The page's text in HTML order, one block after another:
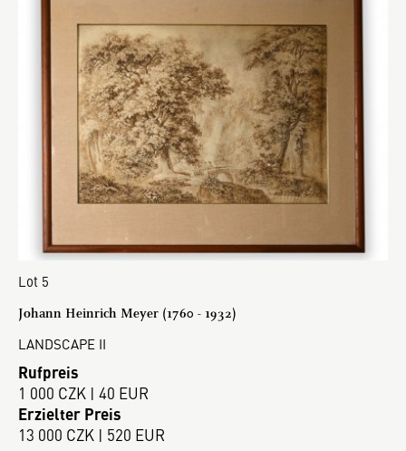
Lot 5
Johann Heinrich Meyer (1760 - 1932)
LANDSCAPE II
Rufpreis
1 000 CZK | 40 EUR
Erzielter Preis
13 000 CZK | 520 EUR